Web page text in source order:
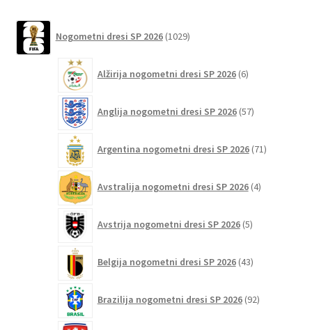
izdelka
Nogometni dresi SP 2026 1029izdelkov
Alžirija nogometni dresi SP 2026 6izdelkov
Anglija nogometni dresi SP 2026 57izdelkov
Argentina nogometni dresi SP 2026 71izdelkov
Avstralija nogometni dresi SP 2026 4izdelki
Avstrija nogometni dresi SP 2026 5izdelkov
Belgija nogometni dresi SP 2026 43izdelkov
Brazilija nogometni dresi SP 2026 92izdelkov